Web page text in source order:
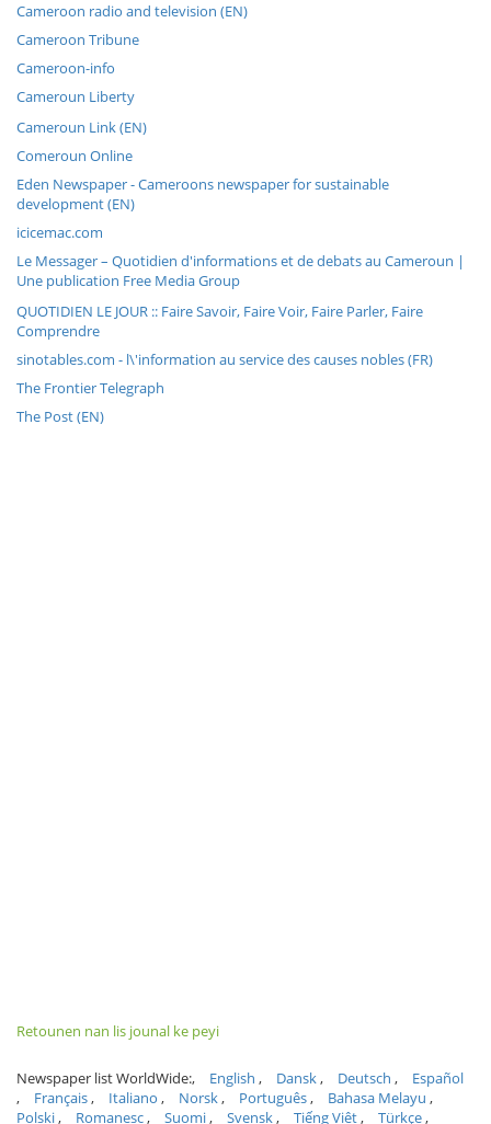
Cameroon radio and television (EN)
Cameroon Tribune
Cameroon-info
Cameroun Liberty
Cameroun Link (EN)
Comeroun Online
Eden Newspaper - Cameroons newspaper for sustainable
development (EN)
icicemac.com
Le Messager – Quotidien d'informations et de debats au Cameroun |
Une publication Free Media Group
QUOTIDIEN LE JOUR :: Faire Savoir, Faire Voir, Faire Parler, Faire
Comprendre
sinotables.com - l\'information au service des causes nobles (FR)
The Frontier Telegraph
The Post (EN)
Retounen nan lis jounal ke peyi
Newspaper list WorldWide: English Dansk Deutsch
Español
Français
Italiano Norsk Português
Bahasa Melayu
Polski
Romanesc Suomi Svensk Tiếng Việt Türkçe